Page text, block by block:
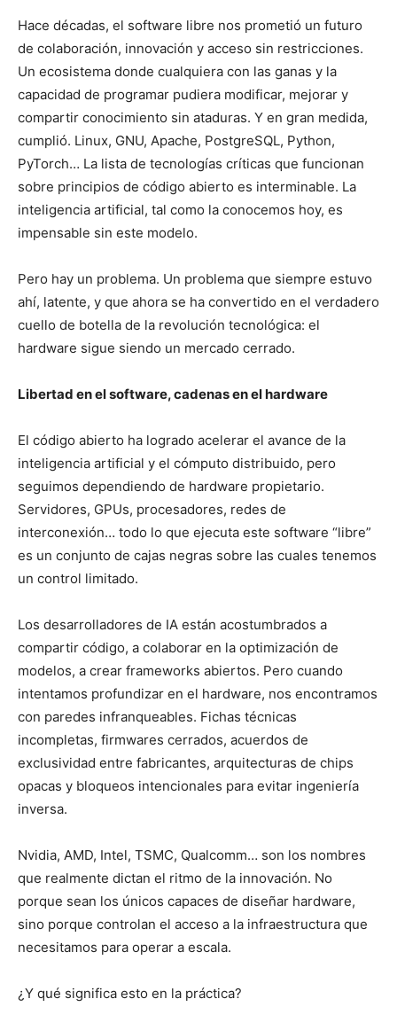
Hace décadas, el software libre nos prometió un futuro
de colaboración, innovación y acceso sin restricciones.
Un ecosistema donde cualquiera con las ganas y la
capacidad de programar pudiera modificar, mejorar y
compartir conocimiento sin ataduras. Y en gran medida,
cumplió. Linux, GNU, Apache, PostgreSQL, Python,
PyTorch… La lista de tecnologías críticas que funcionan
sobre principios de código abierto es interminable. La
inteligencia artificial, tal como la conocemos hoy, es
impensable sin este modelo.
Pero hay un problema. Un problema que siempre estuvo
ahí, latente, y que ahora se ha convertido en el verdadero
cuello de botella de la revolución tecnológica: el
hardware sigue siendo un mercado cerrado.
Libertad en el software, cadenas en el hardware
El código abierto ha logrado acelerar el avance de la
inteligencia artificial y el cómputo distribuido, pero
seguimos dependiendo de hardware propietario.
Servidores, GPUs, procesadores, redes de
interconexión… todo lo que ejecuta este software “libre”
es un conjunto de cajas negras sobre las cuales tenemos
un control limitado.
Los desarrolladores de IA están acostumbrados a
compartir código, a colaborar en la optimización de
modelos, a crear frameworks abiertos. Pero cuando
intentamos profundizar en el hardware, nos encontramos
con paredes infranqueables. Fichas técnicas
incompletas, firmwares cerrados, acuerdos de
exclusividad entre fabricantes, arquitecturas de chips
opacas y bloqueos intencionales para evitar ingeniería
inversa.
Nvidia, AMD, Intel, TSMC, Qualcomm… son los nombres
que realmente dictan el ritmo de la innovación. No
porque sean los únicos capaces de diseñar hardware,
sino porque controlan el acceso a la infraestructura que
necesitamos para operar a escala.
¿Y qué significa esto en la práctica?